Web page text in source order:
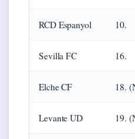
RCD Espanyol 10.
Sevilla FC 16.
Elche CF 18.
Levante UD 19.